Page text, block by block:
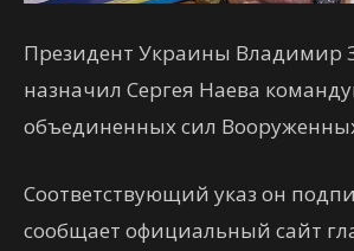
Президент Украины Владимир
назначил Сергея Наева
объединенных сил
Соответствующий указ он
сообщает официальный сайт